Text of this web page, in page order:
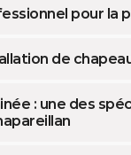
pour la
de
: une des